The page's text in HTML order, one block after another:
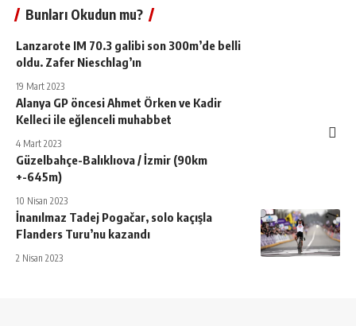
Bunları Okudun mu?
Lanzarote IM 70.3 galibi son 300m’de belli
oldu. Zafer Nieschlag’ın
19 Mart 2023
Alanya GP öncesi Ahmet Örken ve Kadir
Kelleci ile eğlenceli muhabbet
4 Mart 2023
Güzelbahçe-Balıklıova / İzmir (90km
+-645m)
10 Nisan 2023
İnanılmaz Tadej Pogačar, solo kaçışla
Flanders Turu’nu kazandı
2 Nisan 2023